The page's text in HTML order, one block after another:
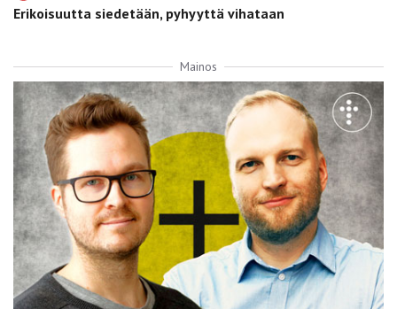
Erikoisuutta siedetään, pyhyyttä vihataan
Mainos